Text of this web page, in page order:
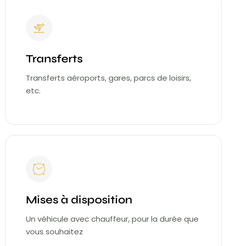
Transferts
Transferts aéroports, gares, parcs de loisirs,
etc.
Mises à disposition
Un véhicule avec chauffeur, pour la durée que
vous souhaitez